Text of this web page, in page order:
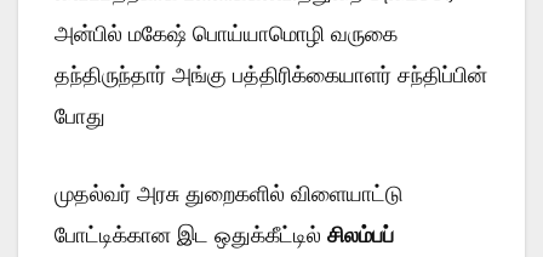
அன்பில் மகேஷ் பொய்யாமொழி வருகை
தந்திருந்தார் அங்கு பத்திரிக்கையாளர் சந்திப்பின்
போது
முதல்வர் அரசு துறைகளில் விளையாட்டு
போட்டிக்கான இட ஒதுக்கீட்டில் சிலம்பப்